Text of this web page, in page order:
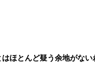
ほとんど疑う余地がな